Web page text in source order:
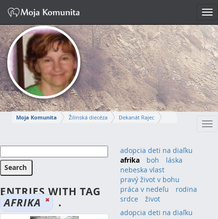
Moja Komunita Žilinská diecéza
Dekanát Rajec
EVA
ENTRIES WITH TAG
AFRIKA .
adopcia deti na diaľku
afrika
boh
láska
nebeska vlast
pravý život v bohu
práca v nedeľu
rodina
srdce
život
adopcia deti na diaľku